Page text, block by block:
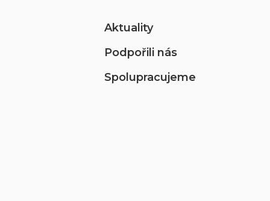
Aktuality
Podpořili nás
Spolupracujeme